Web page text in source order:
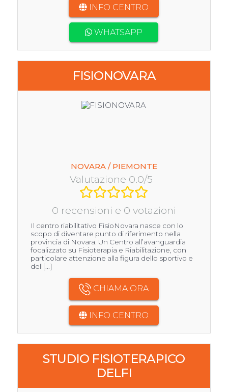
INFO CENTRO
WHATSAPP
FISIONOVARA
NOVARA / PIEMONTE
Valutazione 0.0/5
0 recensioni e 0 votazioni
Il centro riabilitativo FisioNovara nasce con lo
scopo di diventare punto di riferimento nella
provincia di Novara. Un Centro all’avanguardia
focalizzato su Fisioterapia e Riabilitazione, con
particolare attenzione alla figura dello sportivo e
dell[...]
CHIAMA ORA
INFO CENTRO
STUDIO FISIOTERAPICO
DELFI